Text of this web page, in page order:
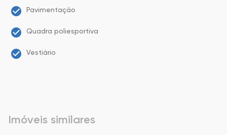
Pavimentação
Quadra poliesportiva
Vestiário
Imóveis similares